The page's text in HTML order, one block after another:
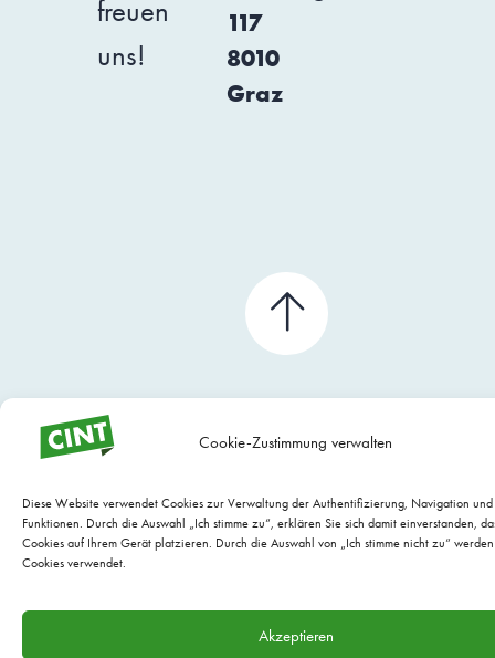
Cookie-Zustimmung verwalten
Diese Website verwendet Cookies zur Verwaltung der Authentifizierung, Navigation
Funktionen. Durch die Auswahl „Ich stimme zu“, erklären Sie sich damit einverstanden,
Cookies auf Ihrem Gerät platzieren. Durch die Auswahl von „Ich stimme nicht zu“
Cookies verwendet.
Akzeptieren
freuen
uns!
117
8010
Graz